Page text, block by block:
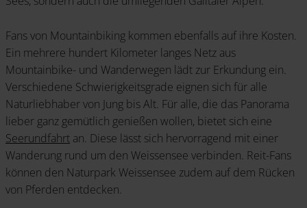
Fans von Mountainbiking kommen ebenfalls auf ihre Kosten.
Ein mehrere hundert Kilometer langes Netz aus
Mountainbike- und Wanderwegen lädt zur Erkundung ein.
Verschiedene Schwierigkeitsgrade eignen sich für alle
Naturliebhaber von Jung bis Alt. Für alle, die das Panorama
lieber ganz gemütlich genießen wollen, bietet sich eine
Seerundfahrt an. Diese lässt sich hervorragend mit einer
Wanderung rund um den Weissensee verbinden. Reit-Fans
können den Naturpark Weissensee zudem auf dem Rücken
von Pferden entdecken.